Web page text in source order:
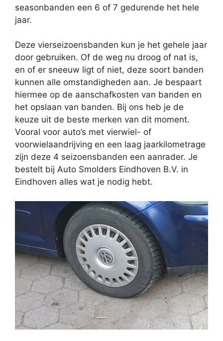
seasonbanden een 6 of 7 gedurende het hele
jaar.
Deze vierseizoensbanden kun je het gehele jaar
door gebruiken. Of de weg nu droog of nat is,
en of er sneeuw ligt of niet, deze soort banden
kunnen alle omstandigheden aan. Je bespaart
hiermee op de aanschafkosten van banden en
het opslaan van banden. Bij ons heb je de
keuze uit de beste merken van dit moment.
Vooral voor auto’s met vierwiel- of
voorwielaandrijving en een laag jaarkilometrage
zijn deze 4 seizoensbanden een aanrader. Je
bestelt bij Auto Smolders Eindhoven B.V. in
Eindhoven alles wat je nodig hebt.